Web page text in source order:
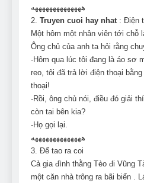
ههههههههههههههه
2. Truyen cuoi hay nhat : Điện
Một hôm một nhân viên tới chỗ
Ông chủ của anh ta hỏi rằng
-Hôm qua lúc tôi đang là áo sơ
reo, tôi đã trả lời điện thoại
thoại!
-Rồi, ông chủ nói, điều đó giải
còn tai bên kia?
-Họ gọi lại.
ههههههههههههههه
3. Để tao ra coi
Cả gia đình thằng Tèo đi Vũng
một căn nhà trông ra bãi biển .